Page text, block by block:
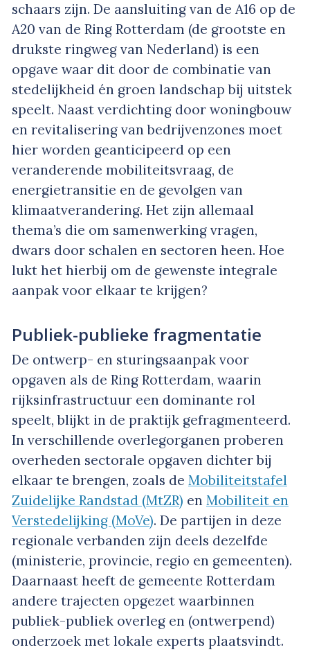
schaars zijn. De aansluiting van de A16 op de
A20 van de Ring Rotterdam (de grootste en
drukste ringweg van Nederland) is een
opgave waar dit door de combinatie van
stedelijkheid én groen landschap bij uitstek
speelt. Naast verdichting door woningbouw
en revitalisering van bedrijvenzones moet
hier worden geanticipeerd op een
veranderende mobiliteitsvraag, de
energietransitie en de gevolgen van
klimaatverandering. Het zijn allemaal
thema’s die om samenwerking vragen,
dwars door schalen en sectoren heen. Hoe
lukt het hierbij om de gewenste integrale
aanpak voor elkaar te krijgen?
Publiek-publieke fragmentatie
De ontwerp- en sturingsaanpak voor
opgaven als de Ring Rotterdam, waarin
rijksinfrastructuur een dominante rol
speelt, blijkt in de praktijk gefragmenteerd.
In verschillende overlegorganen proberen
overheden sectorale opgaven dichter bij
elkaar te brengen, zoals de Mobiliteitstafel
Zuidelijke Randstad (MtZR) en Mobiliteit en
Verstedelijking (MoVe). De partijen in deze
regionale verbanden zijn deels dezelfde
(ministerie, provincie, regio en gemeenten).
Daarnaast heeft de gemeente Rotterdam
andere trajecten opgezet waarbinnen
publiek-publiek overleg en (ontwerpend)
onderzoek met lokale experts plaatsvindt.